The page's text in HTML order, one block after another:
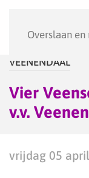
Overslaan
VEENENDAAL
Vier
v.v.
vrijdag 05